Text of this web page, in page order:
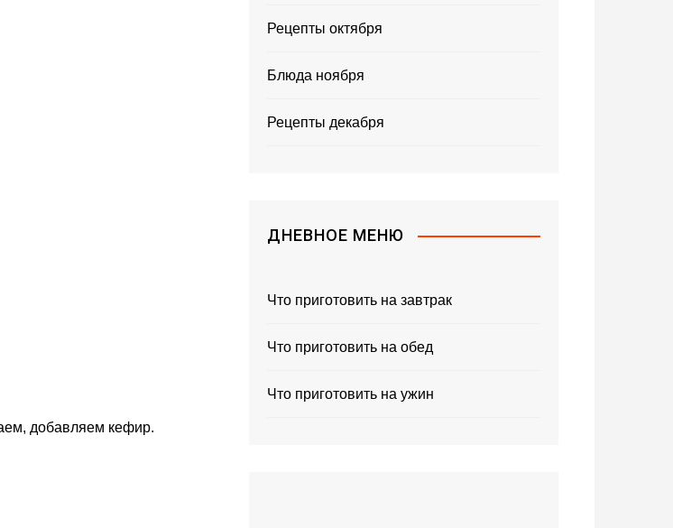
добавляем кефир.
Рецепты октября
Блюда ноября
Рецепты декабря
ДНЕВНОЕ МЕНЮ
Что приготовить на завтрак
Что приготовить на обед
Что приготовить на ужин